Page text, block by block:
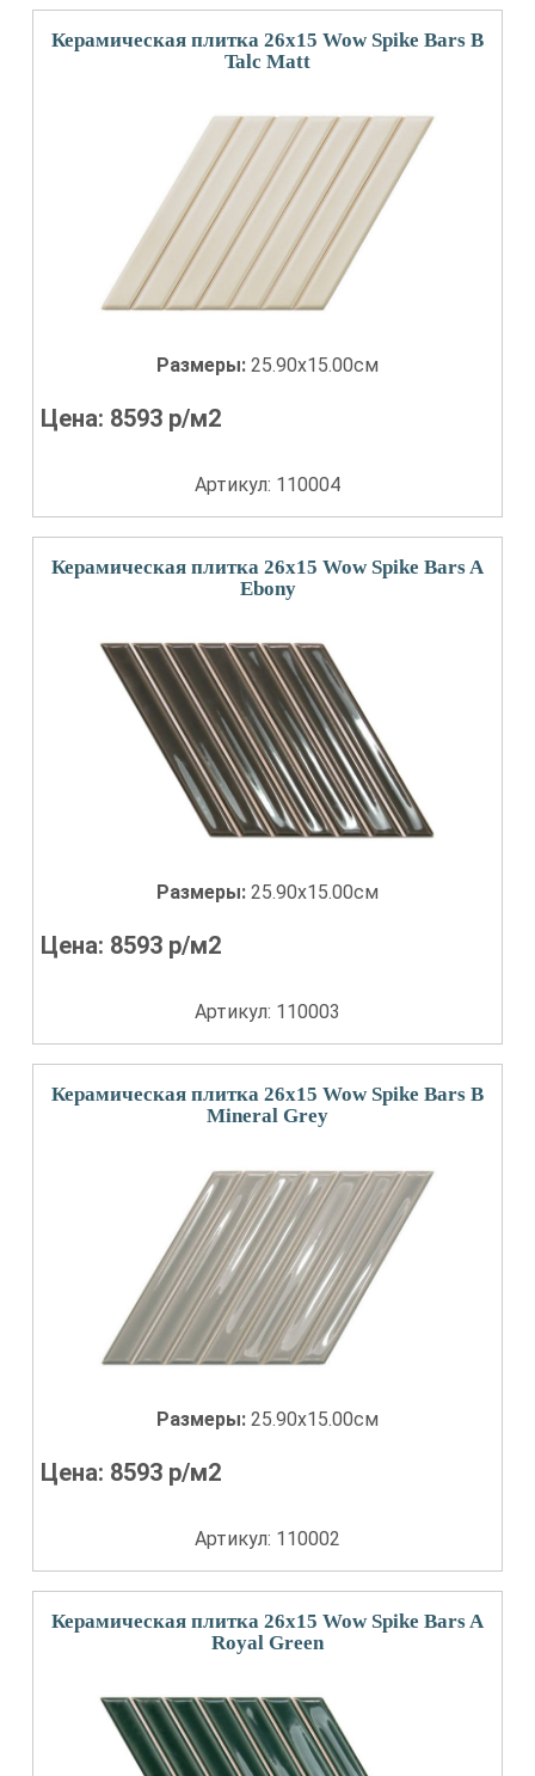
Керамическая плитка 26x15 Wow Spike Bars B
Talc Matt
Размеры: 25.90x15.00см
Цена: 8593 р/м2
Артикул: 110004
Керамическая плитка 26x15 Wow Spike Bars A
Ebony
Размеры: 25.90x15.00см
Цена: 8593 р/м2
Артикул: 110003
Керамическая плитка 26x15 Wow Spike Bars B
Mineral Grey
Размеры: 25.90x15.00см
Цена: 8593 р/м2
Артикул: 110002
Керамическая плитка 26x15 Wow Spike Bars A
Royal Green